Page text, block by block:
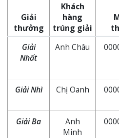
Giải
thưởng
Khách
hàng
trúng giải
Giải
Nhất
Anh Châu
Giải Nhì
Chị Oanh
Giải Ba
Anh
Minh